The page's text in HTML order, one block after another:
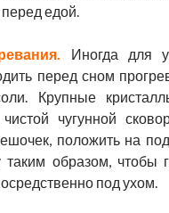
едой.
Иногда для
перед сном
Крупные
чугунной
положить на
таким образом, чтобы
под ухом.